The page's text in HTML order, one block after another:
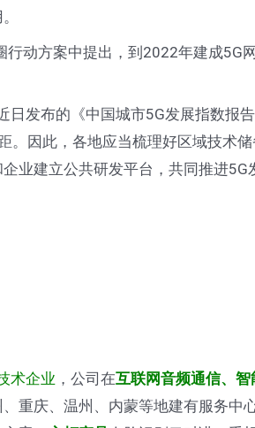
方案中提出，到2022年建成5G
布的《中国城市5G发展指数报
因此，各地应当梳理好区域技术
业建立公共研发平台，共同推进5G
术企业 ，公司在互联网音频通信、
重庆、温州、内蒙等地建有服务中